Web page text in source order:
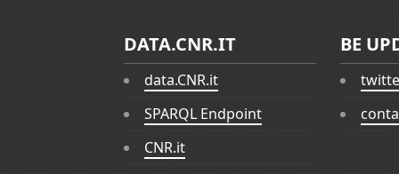
DATA.CNR.IT
data.CNR.it
SPARQL Endpoint
CNR.it
BE